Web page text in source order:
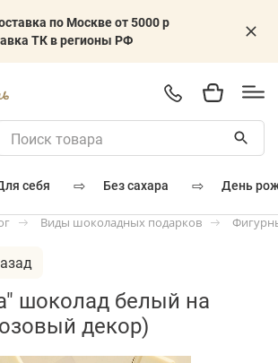
по Москве от 5000 р
ТК в регионы РФ
для себя ⇨ без сахара ⇨ день
Виды шоколадных подарков
шоколад белый на
декор)